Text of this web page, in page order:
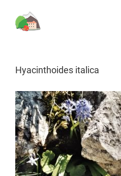
content
Hyacinthoides italica